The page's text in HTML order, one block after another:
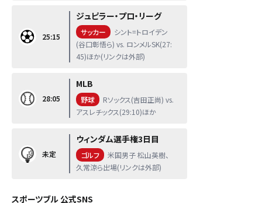
25:15
ジュピラー・プロ・リーグ
サッカー
シント=トロイデン
(谷口彰悟ら) vs. ロンメルSK(27:
45)ほか(リンクは外部)
28:05
MLB
野球
Rソックス(吉田正尚) vs.
アスレチックス(29:10)ほか
未定
ウィンダム選手権3日目
ゴルフ
米国男子 松山英樹、
久常涼ら出場(リンクは外部)
スポーツブル 公式SNS